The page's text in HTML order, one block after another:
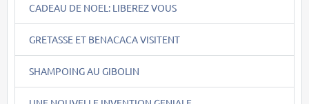
CADEAU DE NOEL: LIBEREZ VOUS
GRETASSE ET BENACACA VISITENT
SHAMPOING AU GIBOLIN